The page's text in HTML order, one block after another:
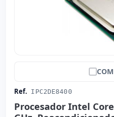
Ref. IPC2DE8400
Procesador Intel